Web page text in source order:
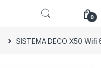
0
SISTEMA DECO X50 Wifi